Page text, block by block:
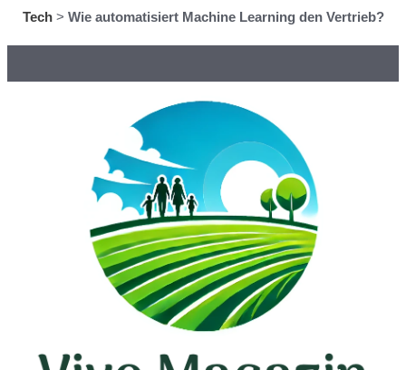
Tech> Wie automatisiert Machine Learning den Vertrieb?